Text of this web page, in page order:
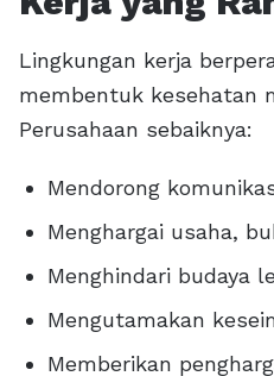
Lingkungan kerja
membentuk kesehatan
Perusahaan sebaiknya:
Mendorong
Menghargai usaha,
Menghindari budaya
Mengutamakan
Memberikan